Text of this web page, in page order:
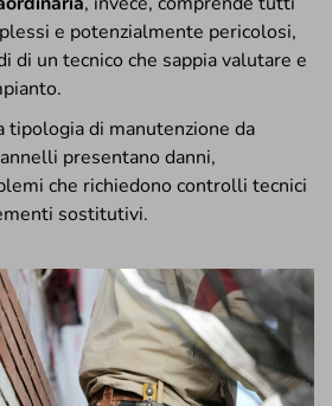
, invece, comprende tutti
e potenzialmente pericolosi,
di un tecnico che sappia valutare e
di manutenzione da
presentano danni,
che richiedono controlli tecnici
sostitutivi.